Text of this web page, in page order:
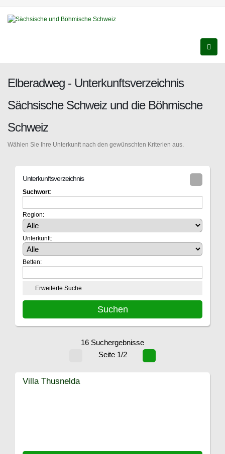
Elberadweg - Unterkunftsverzeichnis
Sächsische Schweiz und die Böhmische
Schweiz
Wählen Sie Ihre Unterkunft nach den gewünschten Kriterien aus.
Unterkunftsverzeichnis
Suchwort:
Region:
Unterkunft:
Betten:
Erweiterte Suche
16 Suchergebnisse
Seite 1/2
Villa Thusnelda